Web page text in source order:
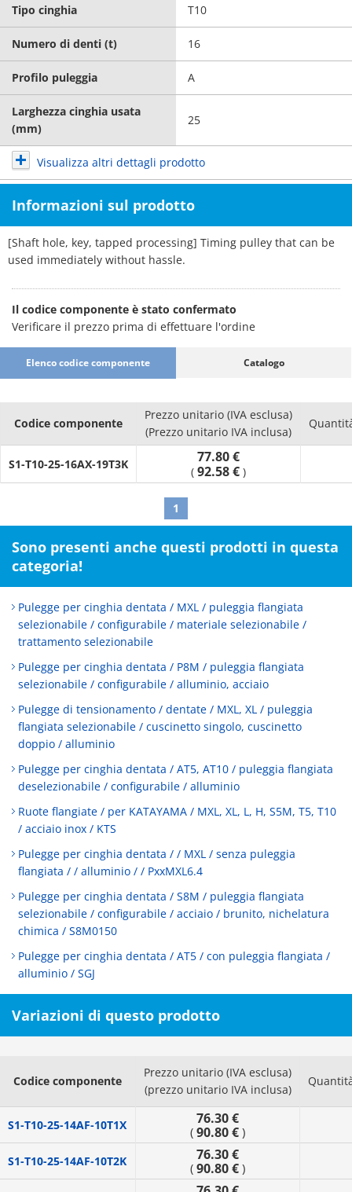
Tipo cinghia T10
Numero di denti (t) 16
Profilo puleggia A
Larghezza cinghia usata
(mm)
25
Visualizza altri dettagli prodotto
Informazioni sul prodotto
[Shaft hole, key, tapped processing] Timing pulley that can be
used immediately without hassle.
Il codice componente è stato confermato
Verificare il prezzo prima di effettuare l'ordine
Elenco codice componente Catalogo
Codice componente
Prezzo unitario (IVA esclusa)
(Prezzo unitario IVA inclusa)
S1-T10-25-16AX-19T3K 77.80 €
( 92.58 € )
1
Sono presenti anche questi prodotti in questa
categoria!
Pulegge per cinghia dentata / MXL / puleggia flangiata
selezionabile / configurabile / materiale selezionabile /
trattamento selezionabile
Pulegge per cinghia dentata / P8M / puleggia flangiata
selezionabile / configurabile / alluminio, acciaio
Pulegge di tensionamento / dentate / MXL, XL / puleggia
flangiata selezionabile / cuscinetto singolo, cuscinetto
doppio / alluminio
Pulegge per cinghia dentata / AT5, AT10 / puleggia flangiata
deselezionabile / configurabile / alluminio
Ruote flangiate / per KATAYAMA / MXL, XL, L, H, S5M, T5, T10
/ acciaio inox / KTS
Pulegge per cinghia dentata / / MXL / senza puleggia
flangiata / / alluminio / / PxxMXL6.4
Pulegge per cinghia dentata / S8M / puleggia flangiata
selezionabile / configurabile / acciaio / brunito, nichelatura
chimica / S8M0150
Pulegge per cinghia dentata / AT5 / con puleggia flangiata /
alluminio / SGJ
Variazioni di questo prodotto
Codice componente
Prezzo unitario (IVA esclusa)
(prezzo unitario IVA inclusa)
S1-T10-25-14AF-10T1X 76.30 €
( 90.80 € )
S1-T10-25-14AF-10T2K 76.30 €
( 90.80 € )